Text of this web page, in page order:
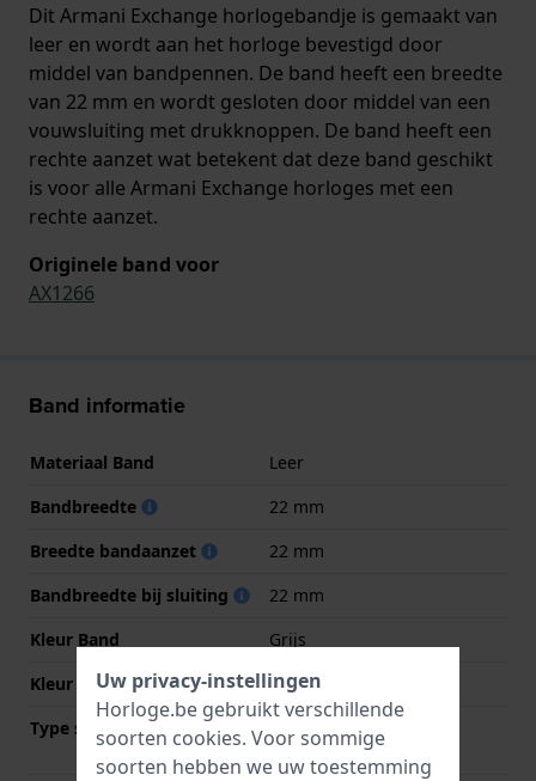
Dit Armani Exchange horlogebandje is gemaakt van
leer en wordt aan het horloge bevestigd door
middel van bandpennen. De band heeft een breedte
van 22 mm en wordt gesloten door middel van een
vouwsluiting met drukknoppen. De band heeft een
rechte aanzet wat betekent dat deze band geschikt
is voor alle Armani Exchange horloges met een
rechte aanzet.
Originele band voor
AX1266
Band informatie
Materiaal Band
Leer
Bandbreedte
22 mm
Breedte bandaanzet
22 mm
Bandbreedte bij sluiting
22 mm
Kleur Band
Grijs
Kleur stiksel
Grijs
Type sluiting
Vouwsluiting met
drukknoppen
Uw privacy-instellingen
Horloge.be gebruikt verschillende
soorten cookies. Voor sommige
soorten hebben we uw toestemming